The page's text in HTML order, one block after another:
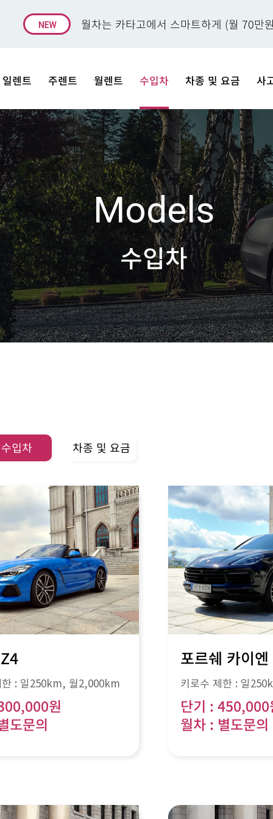
월차는 카타고에서 스마트하게 (월 70만
일렌트 주렌트 월렌트 수입차 차종 및 요금 사
Models
수입차
수입차 차종 및 요금
: 일250km, 월2,000km
원
도문의
포르쉐 카이
키로수 제한 : 일
단기 : 450,000
월차 : 별도문의